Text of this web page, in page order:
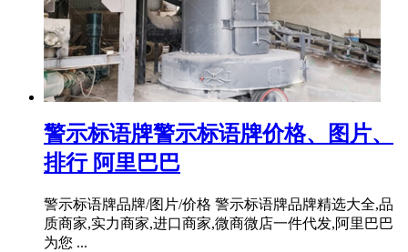
警示标语牌警示标语牌价格、图片、
排行 阿里巴巴
警示标语牌品牌/图片/价格 警示标语牌品牌精选大全,品
质商家,实力商家,进口商家,微商微店一件代发,阿里巴巴
为您 ...